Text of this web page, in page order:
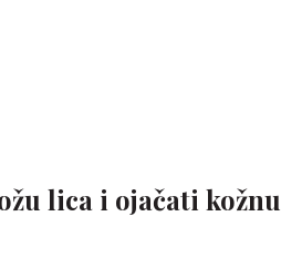
lica i ojačati kožnu